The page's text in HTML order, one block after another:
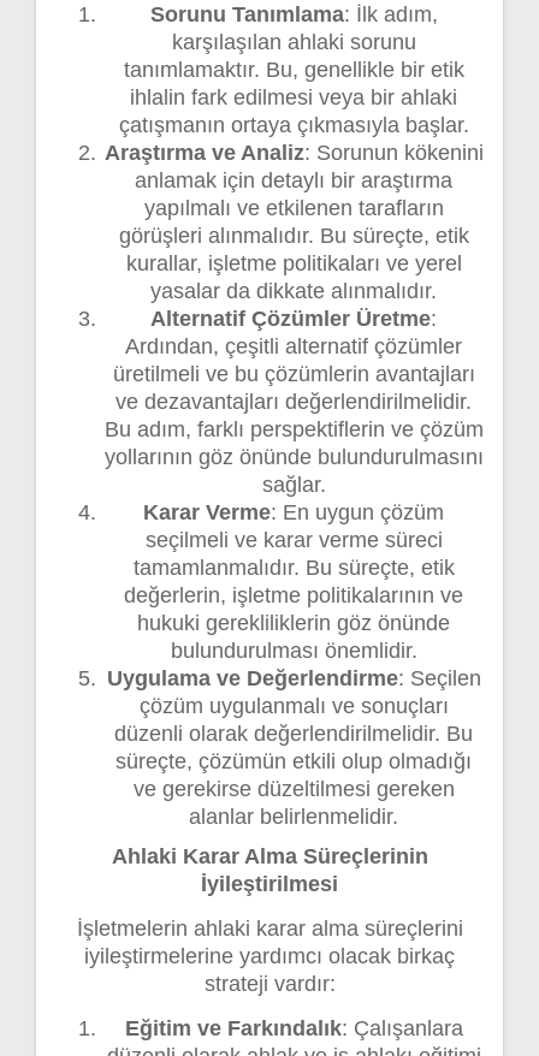
Sorunu Tanımlama: İlk adım,
karşılaşılan ahlaki sorunu
tanımlamaktır. Bu, genellikle bir etik
ihlalin fark edilmesi veya bir ahlaki
çatışmanın ortaya çıkmasıyla başlar.
Araştırma ve Analiz: Sorunun kökenini
anlamak için detaylı bir araştırma
yapılmalı ve etkilenen tarafların
görüşleri alınmalıdır. Bu süreçte, etik
kurallar, işletme politikaları ve yerel
yasalar da dikkate alınmalıdır.
Alternatif Çözümler Üretme:
Ardından, çeşitli alternatif çözümler
üretilmeli ve bu çözümlerin avantajları
ve dezavantajları değerlendirilmelidir.
Bu adım, farklı perspektiflerin ve çözüm
yollarının göz önünde bulundurulmasını
sağlar.
Karar Verme: En uygun çözüm
seçilmeli ve karar verme süreci
tamamlanmalıdır. Bu süreçte, etik
değerlerin, işletme politikalarının ve
hukuki gerekliliklerin göz önünde
bulundurulması önemlidir.
Uygulama ve Değerlendirme: Seçilen
çözüm uygulanmalı ve sonuçları
düzenli olarak değerlendirilmelidir. Bu
süreçte, çözümün etkili olup olmadığı
ve gerekirse düzeltilmesi gereken
alanlar belirlenmelidir.
Ahlaki Karar Alma Süreçlerinin
İyileştirilmesi
İşletmelerin ahlaki karar alma süreçlerini
iyileştirmelerine yardımcı olacak birkaç
strateji vardır:
Eğitim ve Farkındalık: Çalışanlara